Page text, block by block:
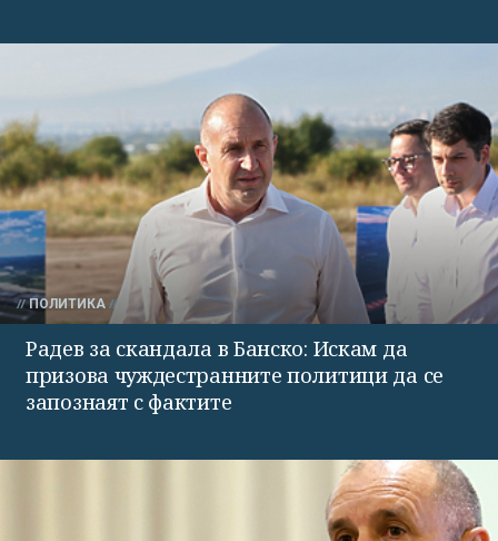
ПОЛИТИКА
Радев за скандала в Банско: Искам да
призова чуждестранните политици да се
запознаят с фактите